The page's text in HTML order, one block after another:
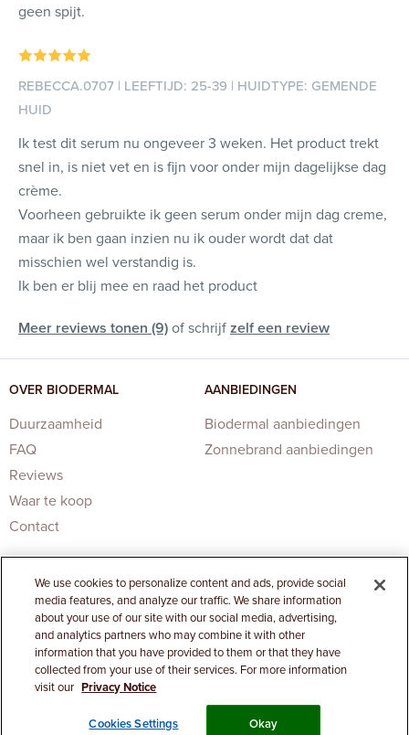
geen spijt.
REBECCA.0707 | LEEFTIJD: 25-39 | HUIDTYPE: GEMENDE
HUID
Ik test dit serum nu ongeveer 3 weken. Het product trekt
snel in, is niet vet en is fijn voor onder mijn dagelijkse dag
crème.
Voorheen gebruikte ik geen serum onder mijn dag creme,
maar ik ben gaan inzien nu ik ouder wordt dat dat
misschien wel verstandig is.
Ik ben er blij mee en raad het product
Meer reviews tonen (9)of schrijfzelf een review
OVER BIODERMAL
Duurzaamheid
FAQ
Reviews
Waar te koop
Contact
AANBIEDINGEN
Biodermal aanbiedingen
Zonnebrand aanbiedingen
Privacy Statement| Cookies Settings
We use cookies to personalize content and ads, provide social
media features, and analyze our traffic. We share information
about your use of our site with our social media, advertising,
and analytics partners who may combine it with other
information that you have provided to them or that they have
collected from your use of their services. For more information
visit our Privacy Notice
Cookies Settings Okay